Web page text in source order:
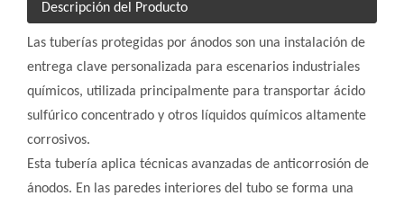
Descripción del Producto
Las tuberías protegidas por ánodos son una instalación de
entrega clave personalizada para escenarios industriales
químicos, utilizada principalmente para transportar ácido
sulfúrico concentrado y otros líquidos químicos altamente
corrosivos.
Esta tubería aplica técnicas avanzadas de anticorrosión de
ánodos. En las paredes interiores del tubo se forma una